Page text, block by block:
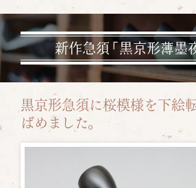
新作急須「黒京形薄墨
黒京形急須に桜模様を下絵
ばめました。